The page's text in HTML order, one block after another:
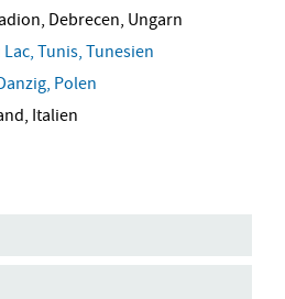
Debrecen, Ungarn
Tunis, Tunesien
Polen
Italien